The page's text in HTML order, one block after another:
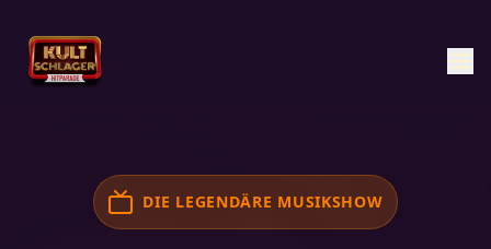
DIE LEGENDÄRE MUSIKSHOW